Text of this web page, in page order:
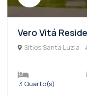
Vero Vitá
Sítios Santa Luzia -
3 Quarto(s)